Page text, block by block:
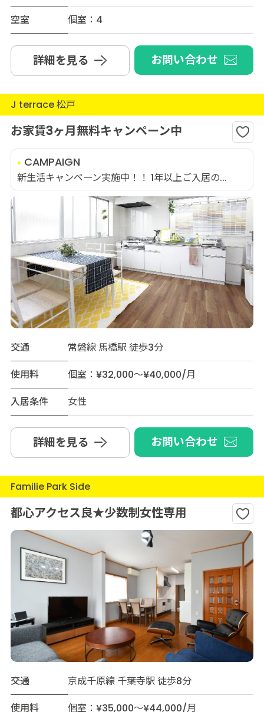
空室
個室：4
詳細を見る お問い合わせ
J terrace 松戸
お家賃3ヶ月無料キャンペーン中
CAMPAIGN
新生活キャンペーン実施中！！ 1年以上ご入居の...
交通
常磐線 馬橋駅 徒歩3分
使用料
個室：¥32,000～¥40,000/月
入居条件
女性
詳細を見る お問い合わせ
Familie Park Side
都心アクセス良★少数制女性専用
交通
京成千原線 千葉寺駅 徒歩8分
使用料
個室：¥35,000～¥44,000/月